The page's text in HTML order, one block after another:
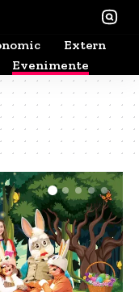
Extern
Evenimente